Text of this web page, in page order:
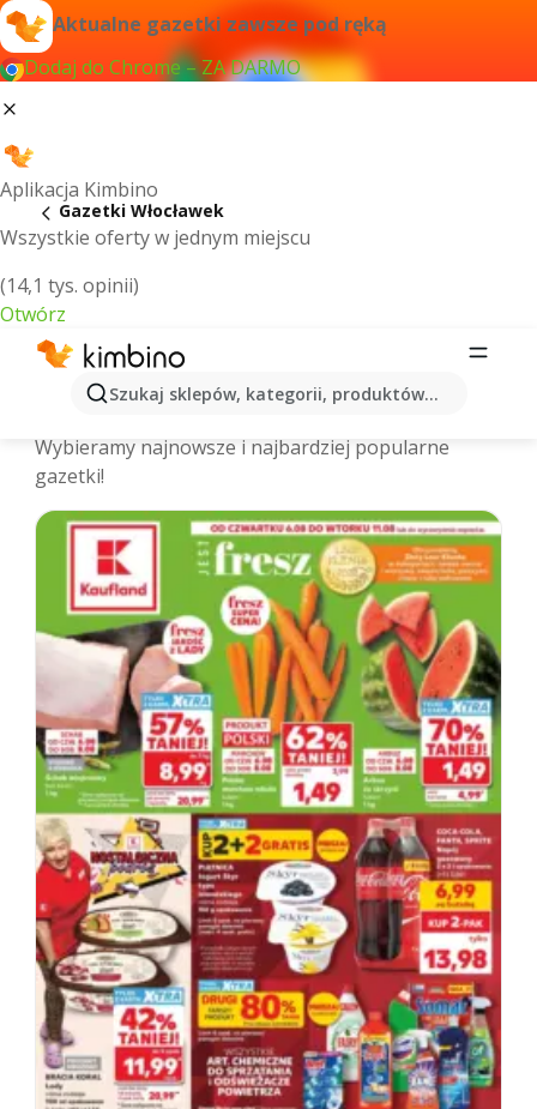
Aktualne gazetki zawsze pod ręką
Dodaj do Chrome – ZA DARMO
Aplikacja Kimbino
Wszystkie oferty w jednym miejscu
(14,1 tys. opinii)
Otwórz
Szukaj sklepów, kategorii, produktów...
Gazetki Włocławek
Włocławek - Najnowsze gazetki
Wybieramy najnowsze i najbardziej popularne
gazetki!